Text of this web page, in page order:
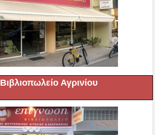
Βιβλιοπωλείο Αγρινίου